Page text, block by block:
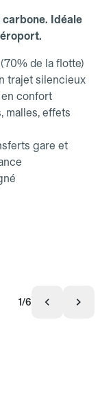
Idéale
de la flotte)
trajet silencieux
confort
malles, effets
gare et
1/6